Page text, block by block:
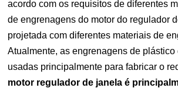
acordo com os requisitos de diferentes
de engrenagens do motor do regulador
projetada com diferentes materiais de
Atualmente, as engrenagens de plástico
usadas principalmente para fabricar o
motor regulador de janela é